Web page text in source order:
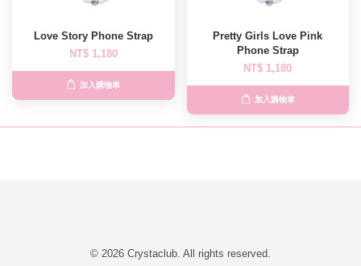
Love Story Phone Strap
NT$ 1,180
加入購物車
Pretty Girls Love Pink
Phone Strap
NT$ 1,180
加入購物車
© 2026 Crystaclub. All rights reserved.